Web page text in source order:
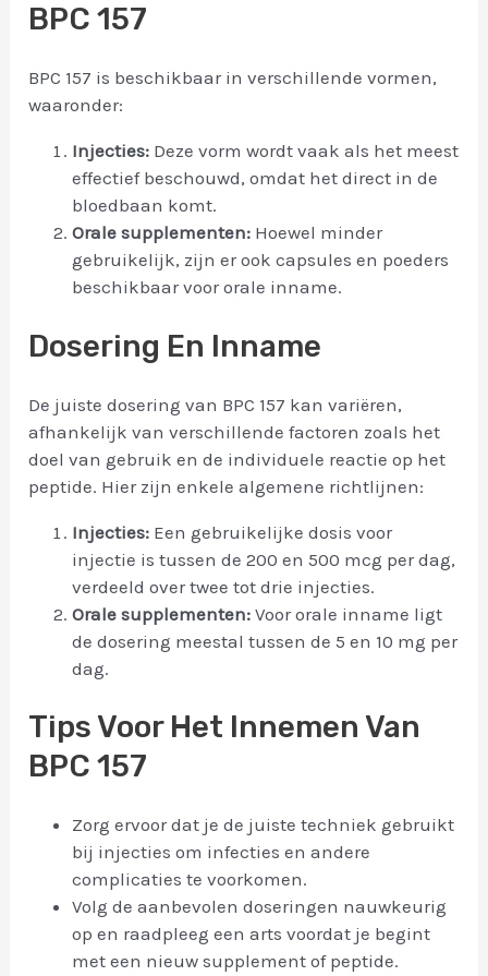
BPC 157
BPC 157 is beschikbaar in verschillende vormen,
waaronder:
Injecties: Deze vorm wordt vaak als het meest
effectief beschouwd, omdat het direct in de
bloedbaan komt.
Orale supplementen: Hoewel minder
gebruikelijk, zijn er ook capsules en poeders
beschikbaar voor orale inname.
Dosering En Inname
De juiste dosering van BPC 157 kan variëren,
afhankelijk van verschillende factoren zoals het
doel van gebruik en de individuele reactie op het
peptide. Hier zijn enkele algemene richtlijnen:
Injecties: Een gebruikelijke dosis voor
injectie is tussen de 200 en 500 mcg per dag,
verdeeld over twee tot drie injecties.
Orale supplementen: Voor orale inname ligt
de dosering meestal tussen de 5 en 10 mg per
dag.
Tips Voor Het Innemen Van
BPC 157
Zorg ervoor dat je de juiste techniek gebruikt
bij injecties om infecties en andere
complicaties te voorkomen.
Volg de aanbevolen doseringen nauwkeurig
op en raadpleeg een arts voordat je begint
met een nieuw supplement of peptide.